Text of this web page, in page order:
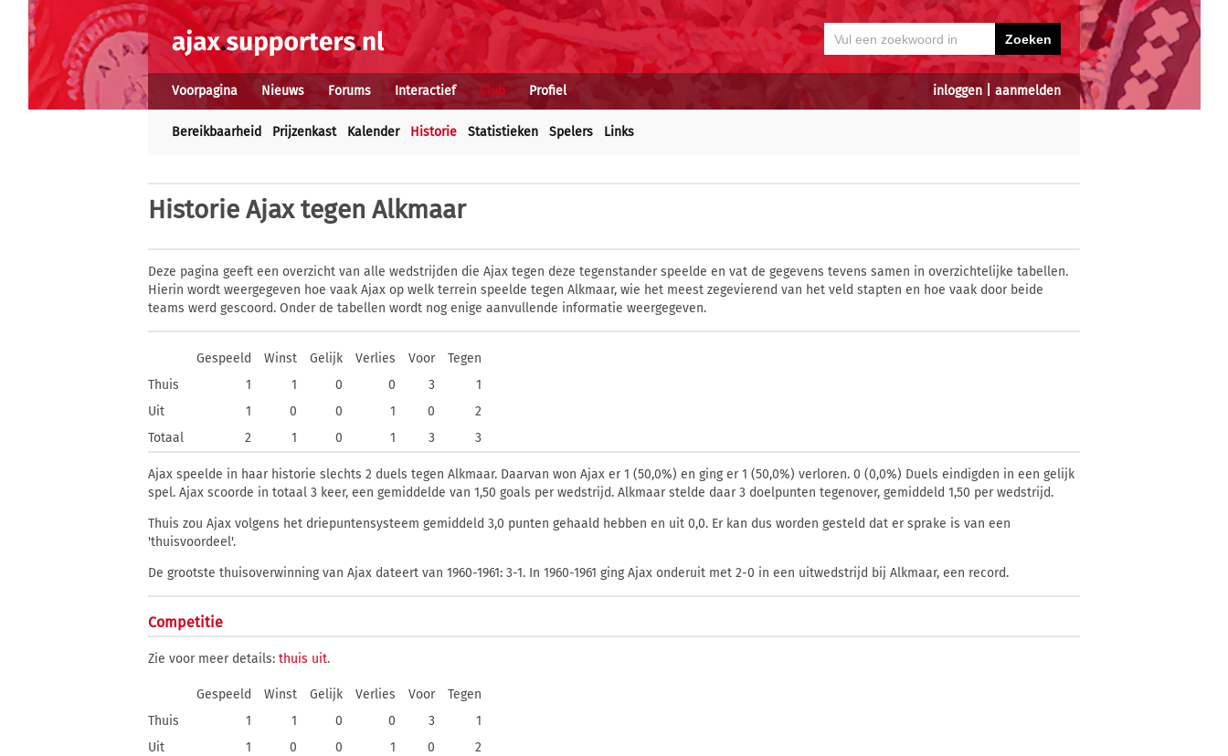
inloggen aanmelden
Voorpagina Nieuws Forums Interactief Club Profiel
Bereikbaarheid Prijzenkast Kalender Historie Statistieken Spelers Links
Historie Ajax tegen Alkmaar
Deze pagina geeft een overzicht van alle wedstrijden die Ajax tegen deze tegenstander speelde en vat de gegevens tevens samen in overzichtelijke tabellen.
Hierin wordt weergegeven hoe vaak Ajax op welk terrein speelde tegen Alkmaar, wie het meest zegevierend van het veld stapten en hoe vaak door beide
teams werd gescoord. Onder de tabellen wordt nog enige aanvullende informatie weergegeven.
Gespeeld Winst Gelijk Verlies Voor
Tegen
Thuis
1 1 0 0 3
1
Uit
1 0 0 1 0
2
Totaal
2 1 0 1 3 3
Ajax speelde in haar historie slechts 2 duels tegen Alkmaar. Daarvan won Ajax er 1 (50,0%) en ging er 1 (50,0%) verloren. 0 (0,0%) Duels eindigden in een gelijk
spel. Ajax scoorde in totaal 3 keer, een gemiddelde van 1,50 goals per wedstrijd. Alkmaar stelde daar 3 doelpunten tegenover, gemiddeld 1,50 per wedstrijd.
Thuis zou Ajax volgens het driepuntensysteem gemiddeld 3,0 punten gehaald hebben en uit 0,0. Er kan dus worden gesteld dat er sprake is van een
'thuisvoordeel'.
De grootste thuisoverwinning van Ajax dateert van 1960-1961: 3-1. In 1960-1961 ging Ajax onderuit met 2-0 in een uitwedstrijd bij Alkmaar, een record.
Competitie
Zie voor meer details: thuis uit.
Gespeeld Winst Gelijk Verlies Voor
Tegen
Thuis
1 1 0 0 3
1
Uit
1 0 0 1 0
2